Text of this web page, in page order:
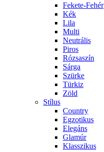
Fekete-Fehér
Kék
Lila
Multi
Neutrális
Piros
Rózsaszín
Sárga
Szürke
Türkiz
Zöld
Stílus
Country
Egzotikus
Elegáns
Glamúr
Klasszikus